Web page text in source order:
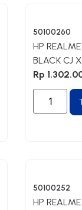
50100260
HP
BLACK CJ
Rp
50100252
HP